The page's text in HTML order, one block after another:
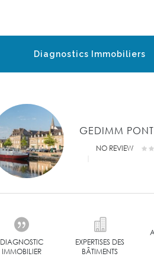
Diagnostics Immobiliers
GEDIMM
NO REVIEW
DIAGNOSTIC
IMMOBILIER
EXPERTISES DES
BÂTIMENTS